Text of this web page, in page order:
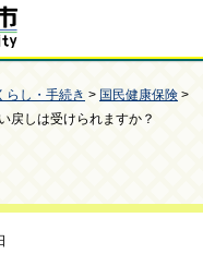
らし・手続き > 国民健康保険 >
戻しは受けられますか？